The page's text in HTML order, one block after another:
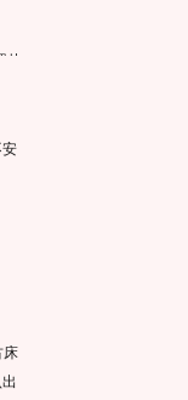
片
床